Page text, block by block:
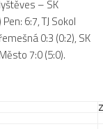
– SK
6:7, TJ Sokol
0:3 (0:2), SK
7:0 (5:0).